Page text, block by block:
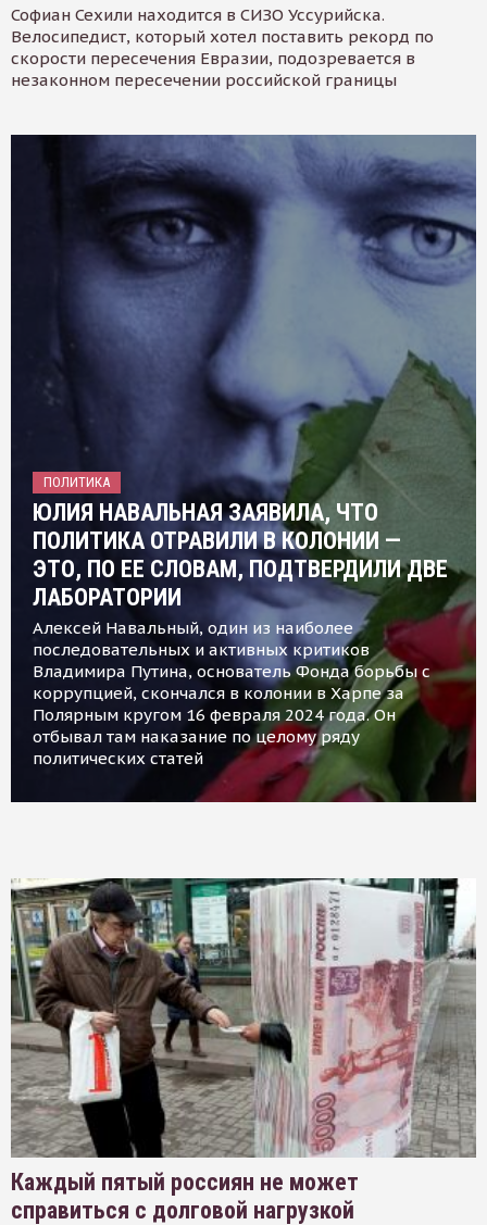
Софиан Сехили находится в СИЗО Уссурийска.
Велосипедист, который хотел поставить рекорд по
скорости пересечения Евразии, подозревается в
незаконном пересечении российской границы
ПОЛИТИКА
ЮЛИЯ НАВАЛЬНАЯ ЗАЯВИЛА, ЧТО
ПОЛИТИКА ОТРАВИЛИ В КОЛОНИИ —
ЭТО, ПО ЕЕ СЛОВАМ, ПОДТВЕРДИЛИ ДВЕ
ЛАБОРАТОРИИ
Алексей Навальный, один из наиболее
последовательных и активных критиков
Владимира Путина, основатель Фонда борьбы с
коррупцией, скончался в колонии в Харпе за
Полярным кругом 16 февраля 2024 года. Он
отбывал там наказание по целому ряду
политических статей
Каждый пятый россиян не может
справиться с долговой нагрузкой